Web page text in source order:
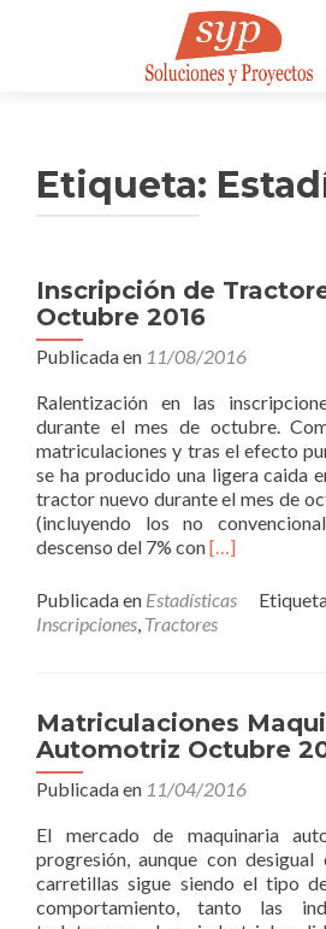
Etiqueta:
Inscripción de
Octubre 2016
Publicada en 11/08/2016
Ralentización en las
durante el mes de octubre.
matriculaciones y tras el efecto
se ha producido una ligera caida
tractor nuevo durante el mes de
(incluyendo los no
descenso del 7% conRead
about
Inscripción
Octubre
2016
[…]
Publicada en Estadísticas
Inscripciones, Tractores
Matriculaciones
Automotriz Octubre
Publicada en 11/04/2016
El mercado de maquinaria
progresión, aunque con desigual
carretillas sigue siendo el tipo
comportamiento, tanto las